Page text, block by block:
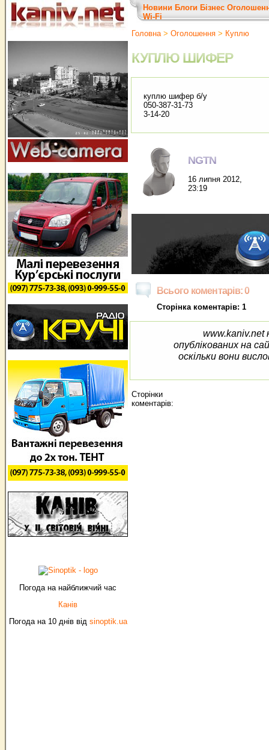
Погода на найближчий час
Канів
Погода на 10 днів від sinoptik.ua
Новини Блоги Бізнес
Wi-Fi
Головна> Оголошення > Куплю
КУПЛЮ ШИФЕР
куплю шифер б/у
050-387-31-73
3-14-20
NGTN
16 липня 2012,
23:19
Всього коментарів: 0
Сторінка коментарів: 1
www.kaniv.net
опублікованих на
оскільки вони
Сторінки
коментарів: